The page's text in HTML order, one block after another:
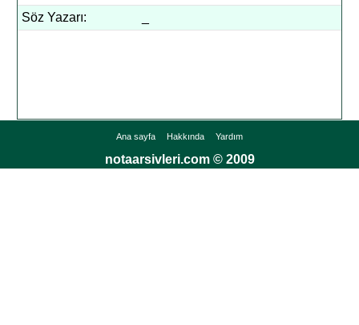
Söz Yazarı:
Ana sayfa Hakkında Yardım
notaarsivleri.com © 2009